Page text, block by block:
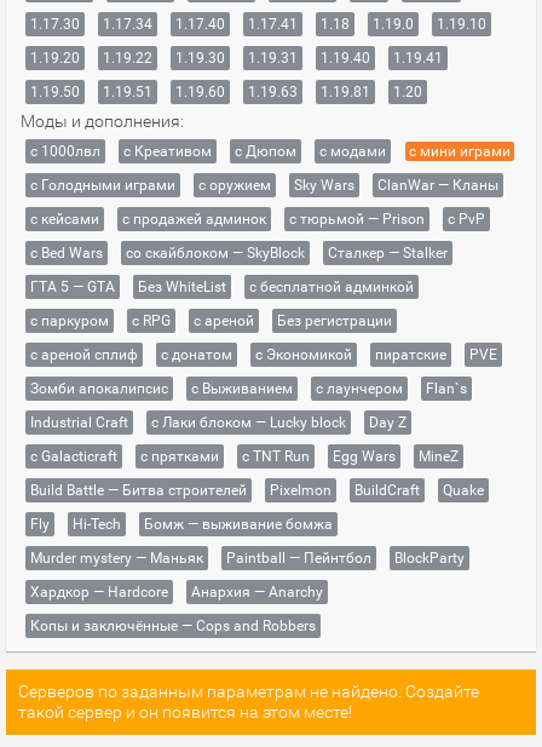
1.17.30
1.17.34 1.17.40 1.17.41 1.18 1.19.0
1.19.10
1.19.20
1.19.22 1.19.30 1.19.31 1.19.40
1.19.41
1.19.50
1.19.51 1.19.60 1.19.63 1.19.81 1.20
Моды и дополнения:
с 1000лвл c Креативом с Дюпом с модами
с мини играми
с Голодными играми
с оружием Sky Wars
ClanWar — Кланы
с кейсами
с продажей админок с тюрьмой — Prison
с PvP
с Bed Wars
со скайблоком — SkyBlock
Сталкер — Stalker
ГТА 5 — GTA
Без WhiteList
с бесплатной админкой
с паркуром
с RPG с ареной
Без регистрации
с ареной сплиф
с донатом с Экономикой пиратские
PVE
Зомби апокалипсис
с Выживанием с лаунчером
Flan`s
Industrial Craft
с Лаки блоком — Lucky block
Day Z
с Galacticraft
с прятками с TNT Run Egg Wars
MineZ
Build Battle — Битва строителей
Pixelmon BuildCraft
Quake
Fly
Hi-Tech
Бомж — выживание бомжа
Murder mystery — Маньяк
Paintball — Пейнтбол
BlockParty
Хардкор — Hardcore
Анархия — Anarchy
Копы и заключённые — Cops and Robbers
Серверов по заданным параметрам не найдено. Создайте
такой сервер и он появится на этом месте!